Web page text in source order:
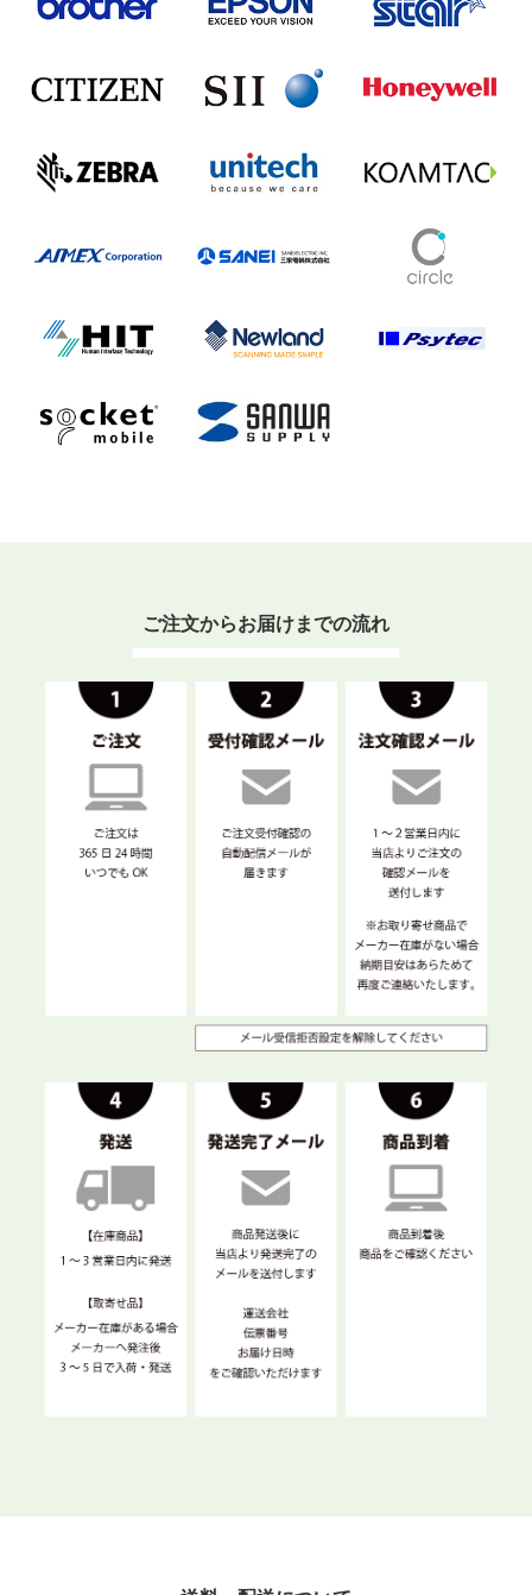
ご注文からお届けまでの流れ